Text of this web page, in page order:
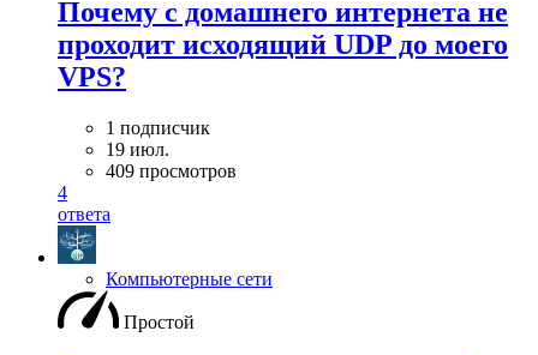
Почему с домашнего интернета не
проходит исходящий UDP до моего
VPS?
1 подписчик
19 июл.
409 просмотров
4
ответа
Компьютерные сети
Простой